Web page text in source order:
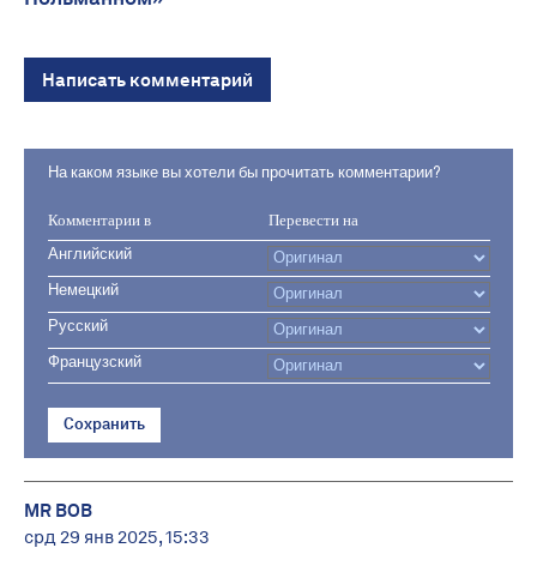
Написать комментарий
На каком языке вы хотели бы прочитать комментарии?
Комментарии в Перевести на
Английский
Немецкий
Русский
Французский
Сохранить
MR BOB ️
срд 29 янв 2025, 15:33